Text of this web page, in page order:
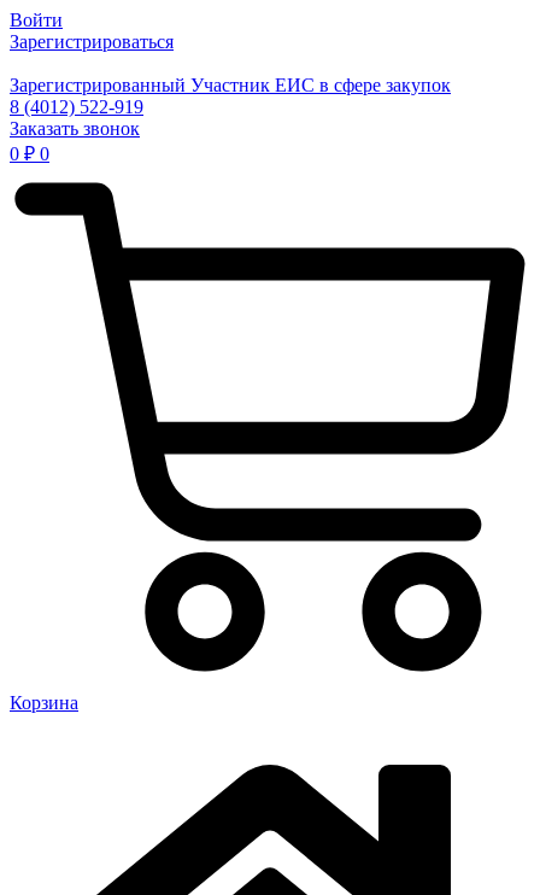
Войти
Зарегистрироваться
Зарегистрированный Участник ЕИС в сфере закупок
8 (4012) 522-919
Заказать звонок
0 ₽ 0
Корзина